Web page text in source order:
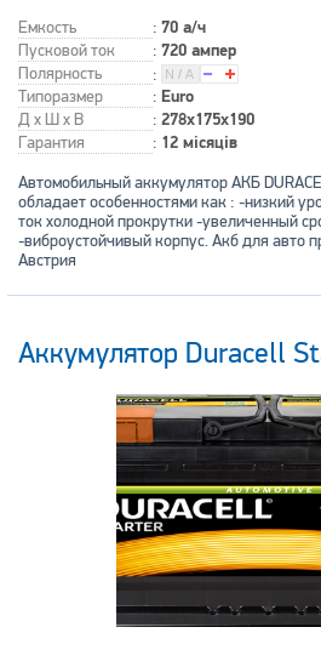
Емкость : 70 а/ч
Пусковой ток : 720 ампер
Полярность
:
Типоразмер
: Euro
Д x Ш x В : 278x175x190
Гарантия : 12 місяців
Автомобильный аккумулятор АКБ
обладает особенностями как : -низкий
ток холодной прокрутки -увеличенный
-виброустойчивый корпус. Акб для авто
Австрия
Аккумулятор Duracell